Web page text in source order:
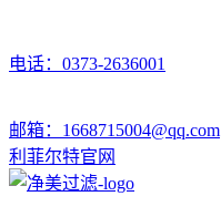
电话：0373-2636001
邮箱：1668715004@qq.com
利菲尔特官网